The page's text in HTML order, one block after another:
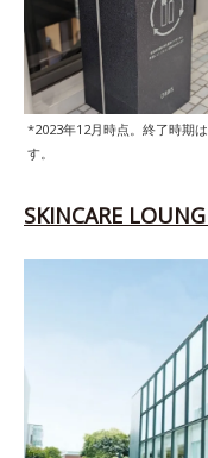
*2023年12月時点。終了時期
す。
SKINCARE